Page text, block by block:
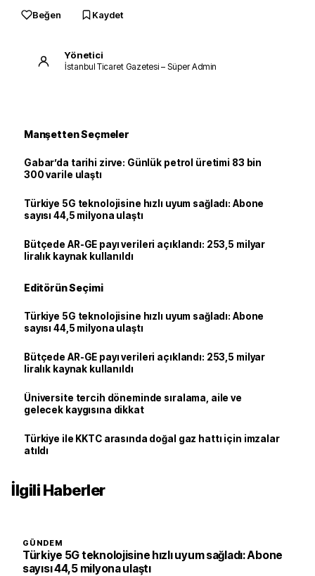
Beğen Kaydet
Yönetici
İstanbul Ticaret Gazetesi – Süper Admin
Manşetten Seçmeler
Gabar’da tarihi zirve: Günlük petrol üretimi 83 bin
300 varile ulaştı
Türkiye 5G teknolojisine hızlı uyum sağladı: Abone
sayısı 44,5 milyona ulaştı
Bütçede AR-GE payı verileri açıklandı: 253,5 milyar
liralık kaynak kullanıldı
Editörün Seçimi
Türkiye 5G teknolojisine hızlı uyum sağladı: Abone
sayısı 44,5 milyona ulaştı
Bütçede AR-GE payı verileri açıklandı: 253,5 milyar
liralık kaynak kullanıldı
Üniversite tercih döneminde sıralama, aile ve
gelecek kaygısına dikkat
Türkiye ile KKTC arasında doğal gaz hattı için imzalar
atıldı
İlgili Haberler
GÜNDEM
Türkiye 5G teknolojisine hızlı uyum sağladı: Abone
sayısı 44,5 milyona ulaştı